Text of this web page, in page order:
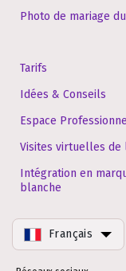
Photo de mariage
Tarifs
Idées & Conseils
Espace
Visites virtuelles de
Intégration en
blanche
Français